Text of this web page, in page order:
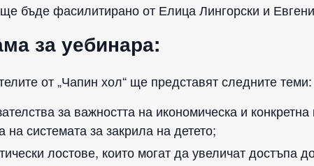
бъде фасилитирано от Елица Лингорски и
за уебинара:
от „Чапин хол“ ще представят следните теми:
за важността на икономическа и
на системата за закрила на детето;
лостове, които могат да увеличат достъпа